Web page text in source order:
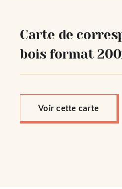
Carte de
bois format
Voir cette carte